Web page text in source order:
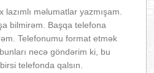
məlumatlar yazmışam.
bilmirəm. Başqa telefona
Telefonumu format etmək
necə göndərim ki, bu
telefonda qalsın.